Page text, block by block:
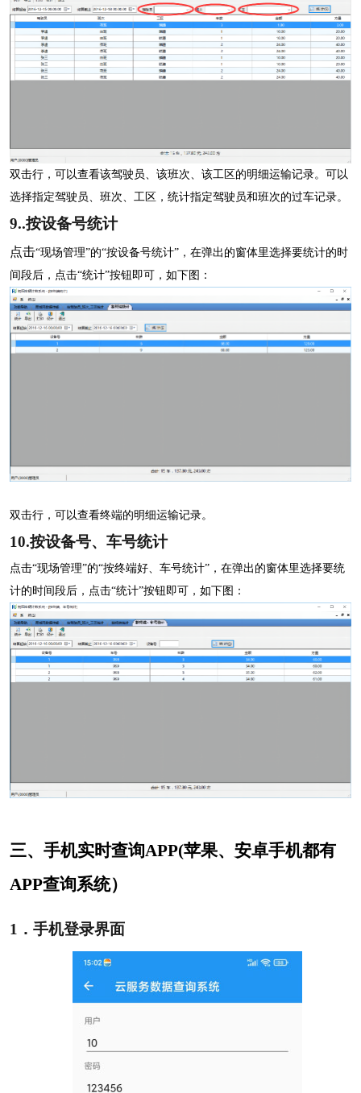
双击行，可以查看该驾驶员、该班次、该工区的明细运输记录。可以
选择指定驾驶员、班次、工区，统计指定驾驶员和班次的过车记录。
9..按设备号统计
点击“现场管理”的“按设备号统计”，在弹出的窗体里选择要统计的时
间段后，点击“统计”按钮即可，如下图：
双击行，可以查看终端的明细运输记录。
10.按设备号、车号统计
点击“现场管理”的“按终端好、车号统计”，在弹出的窗体里选择要统
计的时间段后，点击“统计”按钮即可，如下图：
三、手机实时查询APP(苹果、安卓手机都有
APP查询系统）
1 ．手机登录界面